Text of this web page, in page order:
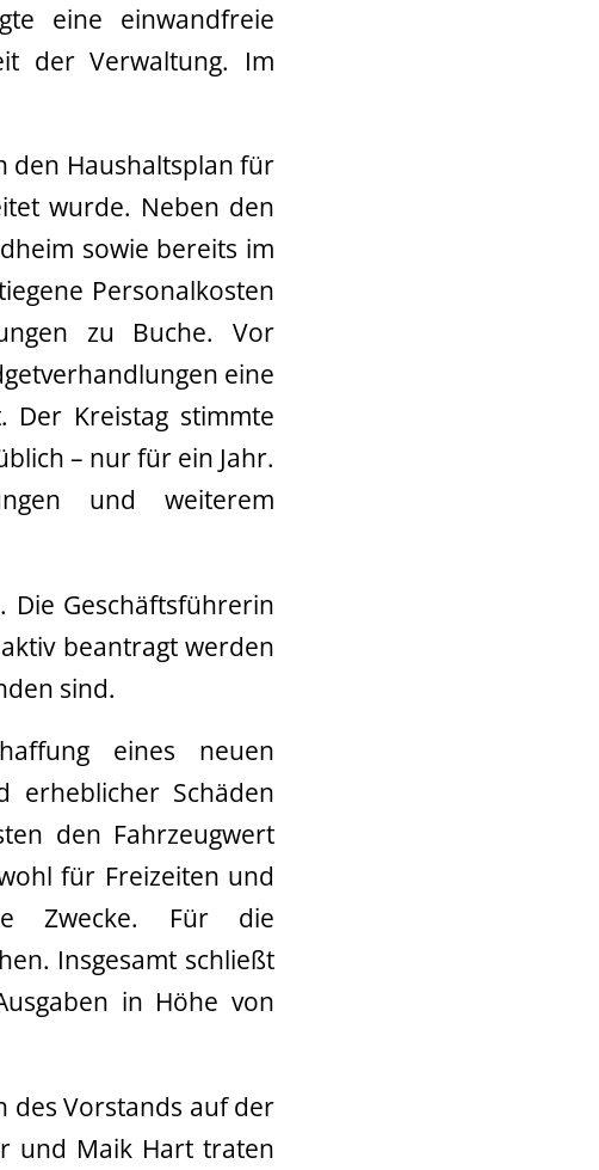
eine einwandfreie
der Verwaltung. Im
den Haushaltsplan für
wurde. Neben den
sowie bereits im
Personalkosten
zu Buche. Vor
eine
Der Kreistag stimmte
– nur für ein Jahr.
und weiterem
Die Geschäftsführerin
beantragt werden
sind.
eines neuen
erheblicher Schäden
den Fahrzeugwert
für Freizeiten und
Zwecke. Für die
Insgesamt schließt
in Höhe von
des Vorstands auf der
und Maik Hart traten